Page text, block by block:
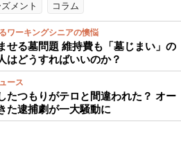
メント コラム
ワーキングシニアの懊悩
せる墓問題 維持費も「墓じまい」の
はどうすればいいのか？
ース
たつもりがテロと間違われた？ オー
た逮捕劇が一大騒動に